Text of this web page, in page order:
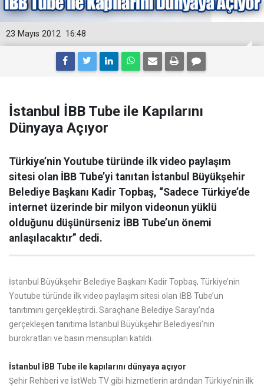
16:48
23 Mayıs 2012
İstanbul İBB Tube ile Kapılarını
Dünyaya Açıyor
Türkiye’nin Youtube türünde ilk video paylaşım
sitesi olan İBB Tube’yi tanıtan İstanbul Büyükşehir
Belediye Başkanı Kadir Topbaş, “Sadece Türkiye’de
internet üzerinde bir milyon videonun yüklü
olduğunu düşünürseniz İBB Tube’un önemi
anlaşılacaktır” dedi.
İstanbul Büyükşehir Belediye Başkanı Kadir Topbaş, Türkiye’nin
Youtube türünde ilk video paylaşım sitesi olan İBB Tube’un
tanıtımını gerçekleştirdi. Saraçhane Belediye Sarayı’nda
gerçekleşen tanıtıma İstanbul Büyükşehir Belediyesi’nin
bürokratları ve basın mensupları katıldı.
İstanbul İBB Tube ile kapılarını dünyaya açıyor
Şehir Rehberi ve İstWeb TV gibi hizmetlerin ardından Türkiye’nin ilk